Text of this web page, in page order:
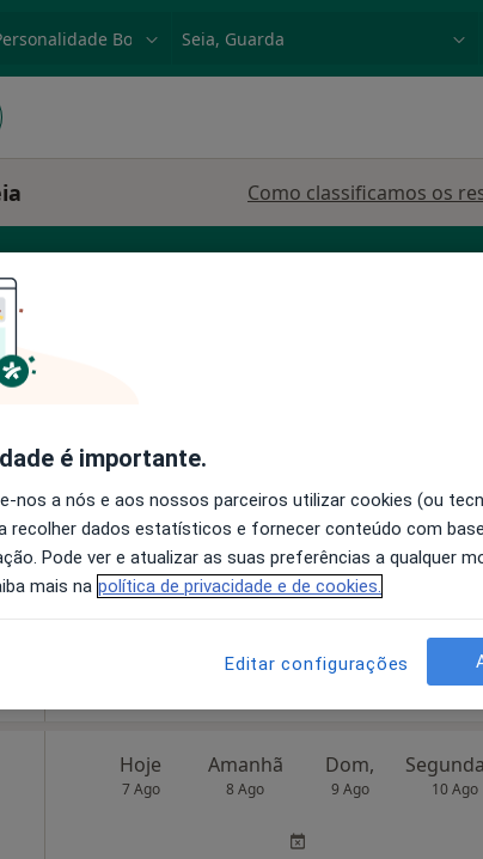
Como classificamos os
7 Ago
O agendamento online não está
disponível
Solicite um atendimento
Hoje
7 Ago
Amanhã
8 Ago
Dom,
9 Ago 10 Ago
é importante.
nos a nós e aos nossos parceiros utilizar cookies (ou
recolher dados estatísticos e fornecer conteúdo com
Pode ver e atualizar as suas preferências a qualquer
mais na política de privacidade e de cookies.
Editar configurações